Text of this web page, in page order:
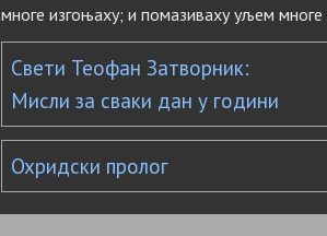
многе изгоњаху; и помазиваху уљем
Свети Теофан Затворник:
Мисли за сваки дан у години
Охридски пролог